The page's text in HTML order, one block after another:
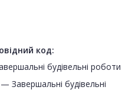
код:
будівельні роботи
Завершальні будівельні